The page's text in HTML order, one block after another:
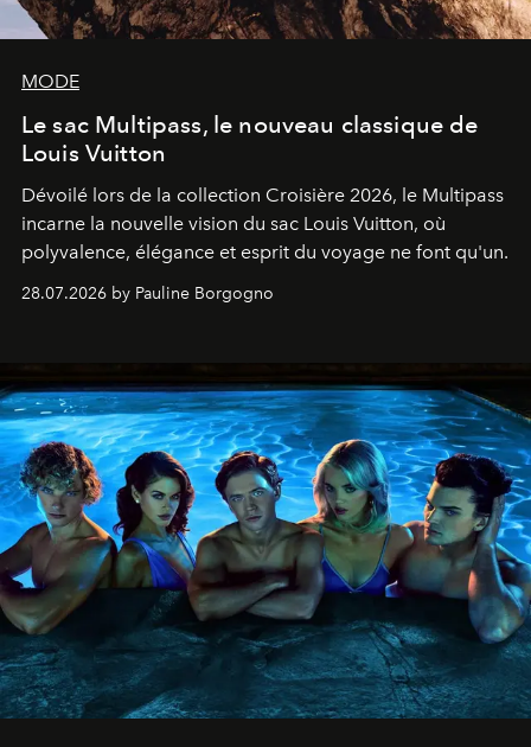
MODE
Le sac Multipass, le nouveau classique de
Louis Vuitton
Dévoilé lors de la collection Croisière 2026, le Multipass
incarne la nouvelle vision du sac Louis Vuitton, où
polyvalence, élégance et esprit du voyage ne font qu'un.
28.07.2026 by Pauline Borgogno